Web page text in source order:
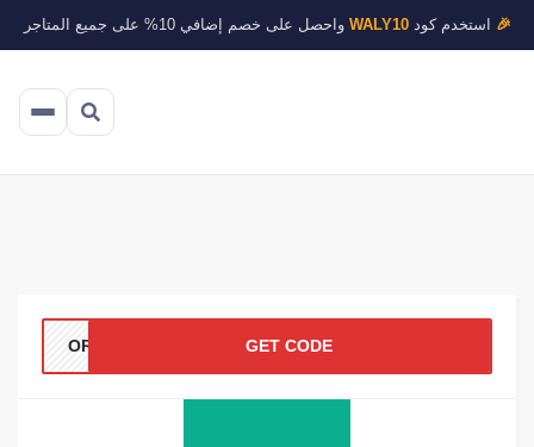
🎉استخدم كودWALY10واحصل على خصم إضافي 10% على جميع المتاجر
GET CODE